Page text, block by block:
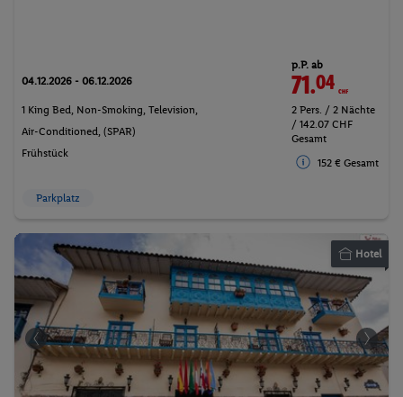
04.12.2026 - 06.12.2026
1 King Bed, Non-Smoking, Television,
Air-Conditioned, (SPAR)
Frühstück
p.P. ab
71.04CHF
2 Pers. / 2 Nächte
/ 142.07 CHF
Gesamt
152 € Gesamt
Parkplatz
Hotel